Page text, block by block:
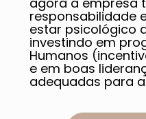
responsabilidade
estar psicológico
investindo em
Humanos
e em boas
adequadas para